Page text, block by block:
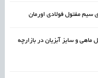
سیم مفتول فولادی اورمان
و سایز آبزیان در بازارچه